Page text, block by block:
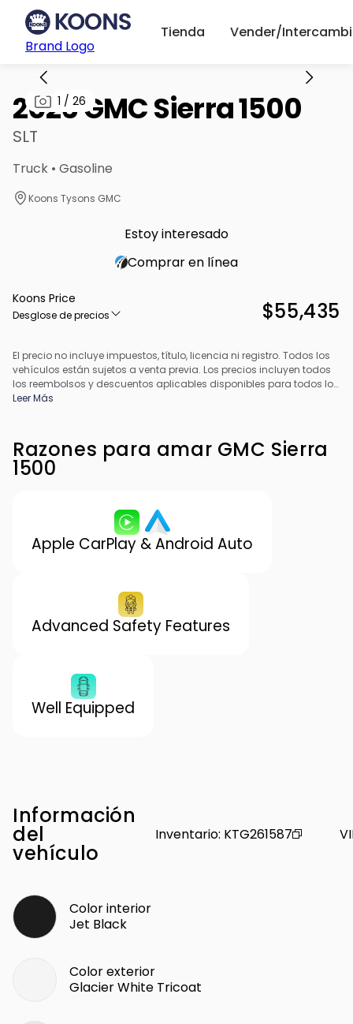
Brand Logo
Tienda Vender/
1 / 26
2026 GMC Sierra 1500
SLT
Truck • Gasoline
Koons Tysons GMC
Estoy interesado
Comprar en línea
Koons Price
Desglose de precios $55,435
El precio no incluye impuestos, título, licencia ni registro. Todos los
vehículos están sujetos a venta previa. Los precios incluyen todos
los reembolsos y descuentos aplicables disponibles para todos los
consumidores; pueden aplicarse reembolsos adicionales. Es
de procesamiento del concesionario. El precio real del
concesionario puede variar.
Leer Más
Razones para amar GMC Sierra
1500
Apple CarPlay & Android Auto
Advanced Safety Features
Well Equipped
Información
del
vehículo
Inventario: KTG261587
Color interior
Jet Black
Color exterior
Glacier White Tricoat